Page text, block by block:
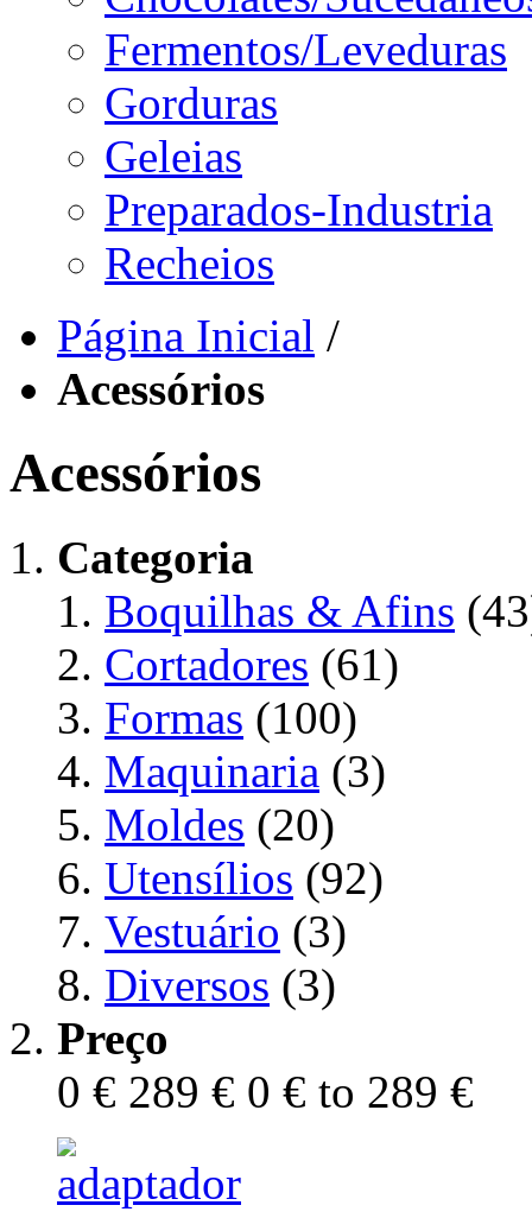
Fermentos/Leveduras
Gorduras
Geleias
Preparados-Industria
Recheios
Página Inicial /
Acessórios
Acessórios
Categoria
Boquilhas & Afins
Cortadores (61)
Formas (100)
Maquinaria (3)
Moldes (20)
Utensílios (92)
Vestuário (3)
Diversos (3)
Preço
0 € 289 € 0 € to 289 €